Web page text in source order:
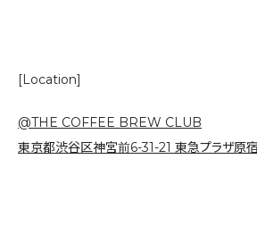
[Location]
@THE COFFEE BREW CLUB
東京都渋谷区神宮前6-31-21 東急プラザ原